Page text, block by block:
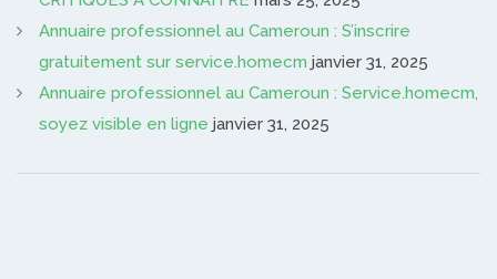
Annuaire professionnel au Cameroun : S’inscrire
gratuitement sur service.homecm janvier 31, 2025
Annuaire professionnel au Cameroun : Service.homecm,
soyez visible en ligne janvier 31, 2025